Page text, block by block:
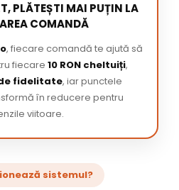
PLĂTEȘTI MAI PUȚIN LA
COMANDĂ
, fiecare comandă te ajută să
fiecare 10 RON cheltuiți,
fidelitate, iar punctele
în reducere pentru
viitoare.
sistemul?